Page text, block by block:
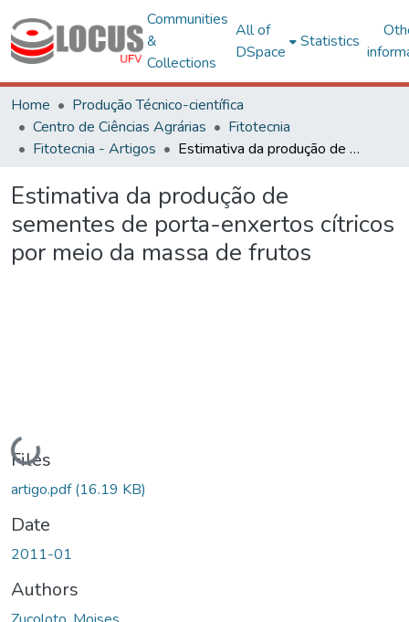
Communities
&
Collections
All of
DSpace
Statistics
Home
Produção Técnico-científica
Centro de Ciências Agrárias
Fitotecnia
Fitotecnia - Artigos
Estimativa da produção de sementes de porta-enxertos cítricos por meio da massa de frutos
Estimativa da produção de
sementes de porta-enxertos cítricos
por meio da massa de frutos
Loading...
Files
artigo.pdf(16.19 KB)
Date
2011-01
Authors